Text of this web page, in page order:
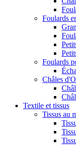
Foulards
Foulards
Châles
Textile et tissus
Tissus au